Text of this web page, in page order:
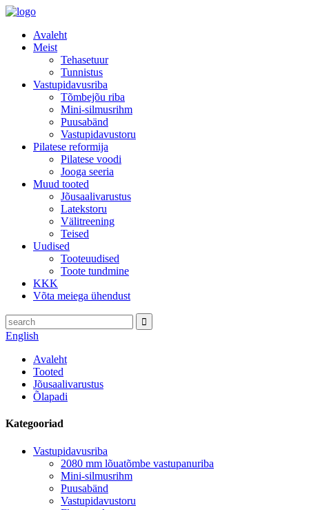
Avaleht
Meist
Tehasetuur
Tunnistus
Vastupidavusriba
Tõmbejõu riba
Mini-silmusrihm
Puusabänd
Vastupidavustoru
Pilatese reformija
Pilatese voodi
Jooga seeria
Muud tooted
Jõusaalivarustus
Latekstoru
Välitreening
Teised
Uudised
Tooteuudised
Toote tundmine
KKK
Võta meiega ühendust
English
Avaleht
Tooted
Jõusaalivarustus
Õlapadi
Kategooriad
Vastupidavusriba
2080 mm lõuatõmbe vastupanuriba
Mini-silmusrihm
Puusabänd
Vastupidavustoru